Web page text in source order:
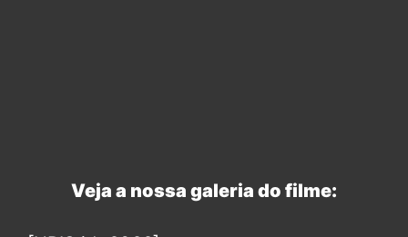
Veja a nossa galeria do filme: